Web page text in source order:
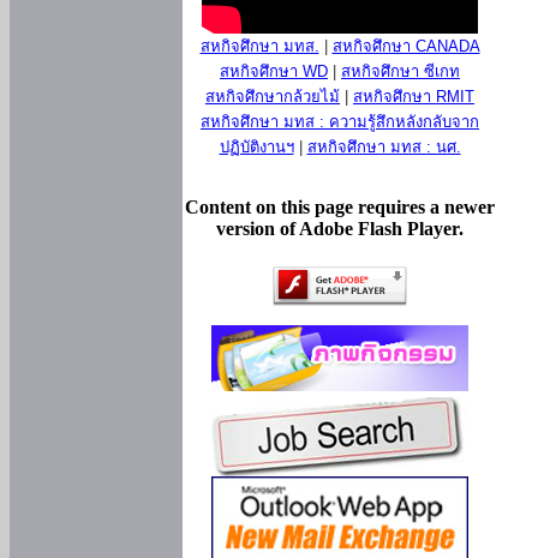
สหกิจศึกษา มทส.
สหกิจศึกษา CANADA
สหกิจศึกษา WD
สหกิจศึกษา ซีเกท
สหกิจศึกษากล้วยไม้
สหกิจศึกษา RMIT
สหกิจศึกษา มทส : ความรู้สึกหลังกลับจาก
ปฏิบัติงานฯ| สหกิจศึกษา มทส : นศ.
Content on this page requires a newer
version of Adobe Flash Player.